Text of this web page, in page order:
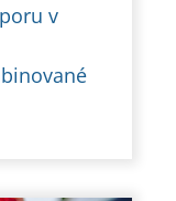
v